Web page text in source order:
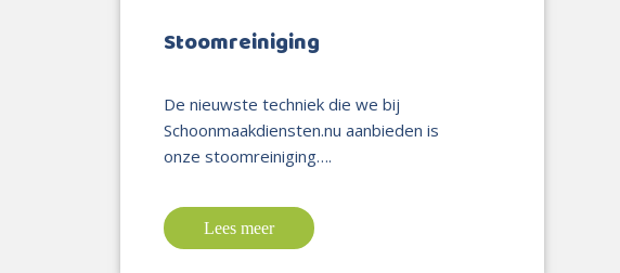
Stoomreiniging
De nieuwste techniek die we bij
Schoonmaakdiensten.nu aanbieden is
onze stoomreiniging….
Lees meer